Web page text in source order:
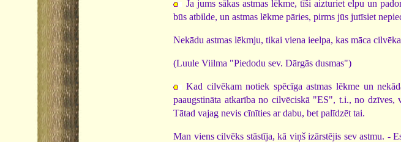
Ja jums sākas astmas lēkme, tīši aizturiet elpu un
būs atbilde, un astmas lēkme pāries, pirms jūs jutīsiet
Nekādu astmas lēkmju, tikai viena ieelpa, kas māca
(Luule Viilma "Piedodu sev. Dārgās dusmas")
Kad cilvēkam notiek spēcīga astmas lēkme un
paaugstināta atkarība no cilvēciskā "ES", t.i., no dzīves,
Tātad vajag nevis cīnīties ar dabu, bet palīdzēt tai.
Man viens cilvēks stāstīja, kā viņš izārstējis sev astmu. -